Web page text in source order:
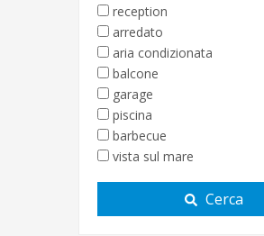
reception
arredato
aria condizionata
balcone
garage
piscina
barbecue
vista sul mare
Cerca